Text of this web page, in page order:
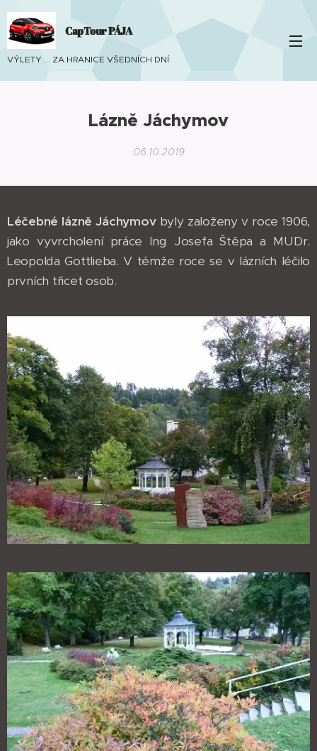
CapTour PÁJA
VÝLETY ... ZA HRANICE VŠEDNÍCH DNÍ
Lázně Jáchymov
06.10.2019
Léčebné lázně Jáchymovbyly založeny v roce 1906,
jako vyvrcholení práce Ing Josefa Štěpa a MUDr.
Leopolda Gottlieba. V témže roce se v lázních léčilo
prvních třicet osob.